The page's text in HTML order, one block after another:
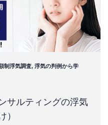
制浮気調査, 浮気の判例から学
サルティングの浮気
）